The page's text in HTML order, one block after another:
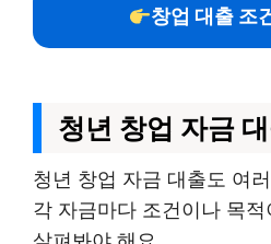
창업 대출 조
청년 창업 자금
청년 창업 자금 대출도 여
각 자금마다 조건이나 목